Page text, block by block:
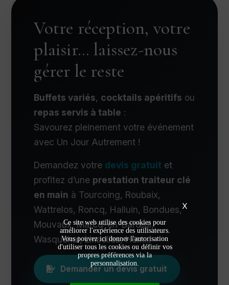
Votre réception, votre
plaisir… laissez-nous
gérer le reste
Buffets variés, cocktails apéritifs ou
repas servis à table :
Savourez pleinement votre événement
avec Un Jour Autrement !
Demandez votre devis gratuit et
profitez d’une prestation traiteur clé
en main à Tourcoing, Roubaix,
Wattrelos, Roncq, Halluin, Bondues,
Mouvaux, Marcq-en-Barœul,
Wasquehal, Linselles, Hem...
Demander un devis gratuit
X
Ce site web utilise des cookies pour
améliorer l'expérience des utilisateurs.
Vous pouvez ici donner l'autorisation
d'utiliser tous les cookies ou définir vos
propres préférences via la
personnalisation.